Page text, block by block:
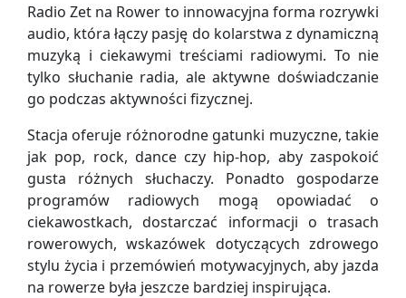
Radio Zet na Rower to innowacyjna forma rozrywki
audio, która łączy pasję do kolarstwa z dynamiczną
muzyką i ciekawymi treściami radiowymi. To nie
tylko słuchanie radia, ale aktywne doświadczanie
go podczas aktywności fizycznej.
Stacja oferuje różnorodne gatunki muzyczne, takie
jak pop, rock, dance czy hip-hop, aby zaspokoić
gusta różnych słuchaczy. Ponadto gospodarze
programów radiowych mogą opowiadać o
ciekawostkach, dostarczać informacji o trasach
rowerowych, wskazówek dotyczących zdrowego
stylu życia i przemówień motywacyjnych, aby jazda
na rowerze była jeszcze bardziej inspirująca.